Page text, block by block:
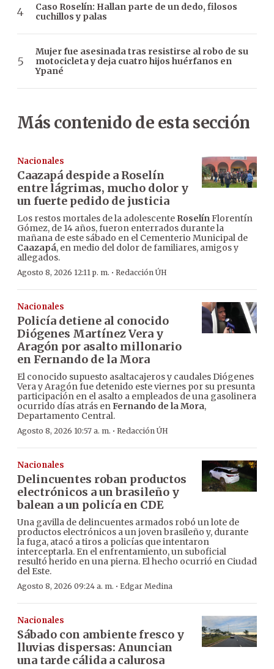
Caso Roselín: Hallan parte de un dedo, filosos
cuchillos y palas
Mujer fue asesinada tras resistirse al robo de su
motocicleta y deja cuatro hijos huérfanos en
Ypané
Más contenido de esta sección
Nacionales
Caazapá despide a Roselín
entre lágrimas, mucho dolor y
un fuerte pedido de justicia
Los restos mortales de la adolescente RoselínFlorentín
Gómez, de 14 años, fueron enterrados durante la
mañana de este sábado en el Cementerio Municipal de
Caazapá, en medio del dolor de familiares, amigos y
allegados.
Agosto 8, 2026 12:11 p. m. · Redacción ÚH
Nacionales
Policía detiene al conocido
Diógenes Martínez Vera y
Aragón por asalto millonario
en Fernando de la Mora
El conocido supuesto asaltacajeros y caudales Diógenes
Vera y Aragón fue detenido este viernes por su presunta
participación en el asalto a empleados de una gasolinera
ocurrido días atrás enFernando de la Mora,
Departamento Central.
Agosto 8, 2026 10:57 a. m. · Redacción ÚH
Nacionales
Delincuentes roban productos
electrónicos a un brasileño y
balean a un policía en CDE
Una gavilla de delincuentes armados robó un lote de
productos electrónicos a un joven brasileño y, durante
la fuga, atacó a tiros a policías que intentaron
interceptarla. En el enfrentamiento, un suboficial
resultó herido en una pierna. El hecho ocurrió en Ciudad
del Este.
Agosto 8, 2026 09:24 a. m. · Edgar Medina
Nacionales
Sábado con ambiente fresco y
lluvias dispersas: Anuncian
una tarde cálida a calurosa